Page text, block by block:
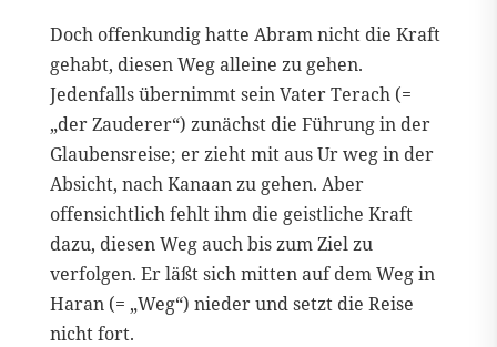
Doch offenkundig hatte Abram nicht die Kraft
gehabt, diesen Weg alleine zu gehen.
Jedenfalls übernimmt sein Vater Terach (=
„der Zauderer“) zunächst die Führung in der
Glaubensreise; er zieht mit aus Ur weg in der
Absicht, nach Kanaan zu gehen. Aber
offensichtlich fehlt ihm die geistliche Kraft
dazu, diesen Weg auch bis zum Ziel zu
verfolgen. Er läßt sich mitten auf dem Weg in
Haran (= „Weg“) nieder und setzt die Reise
nicht fort.